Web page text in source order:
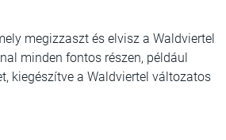
megizzaszt és elvisz a Waldviertel
minden fontos részen, például
kiegészítve a Waldviertel változatos